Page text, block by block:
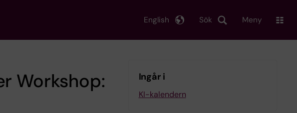
Sök
English Meny
Workshop:
Ingår i
KI-kalendern